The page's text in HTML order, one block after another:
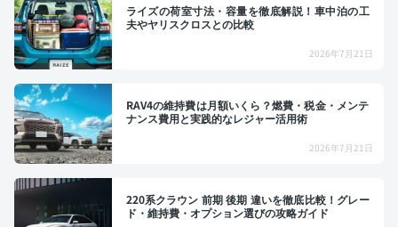
ライズの荷室寸法・容量を徹底解説！車中泊の工
夫やヤリスクロスとの比較
2026年7月21日
RAV4の維持費は月額いくら？燃費・税金・メンテ
ナンス費用と実践的なレジャー活用術
2026年7月21日
220系クラウン 前期 後期 違いを徹底比較！グレー
ド・維持費・オプション選びの攻略ガイド